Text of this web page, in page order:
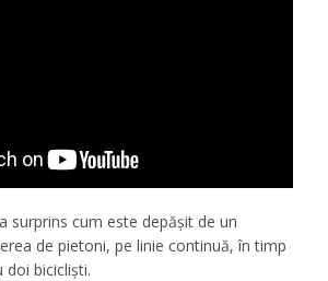
surprins cum este depăşit de un
de pietoni, pe linie continuă, în timp
doi biciclişti.